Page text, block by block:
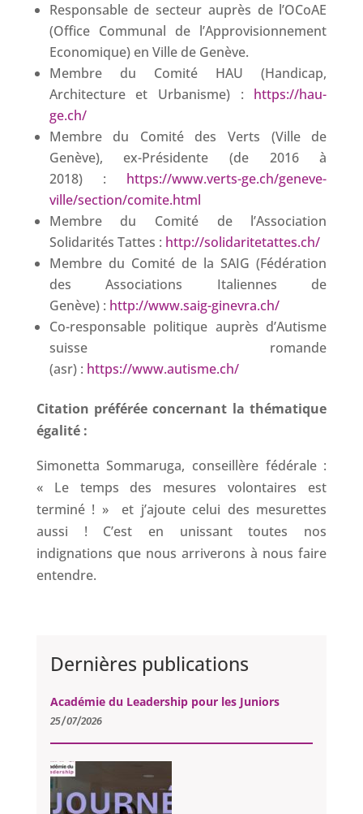
Responsable de secteur auprès de l’OCoAE
(Office Communal de l’Approvisionnement
Economique) en Ville de Genève.
Membre du Comité HAU (Handicap,
Architecture et Urbanisme) : https://hau-
ge.ch/
Membre du Comité des Verts (Ville de
Genève), ex-Présidente (de 2016 à
2018) : https://www.verts-ge.ch/geneve-
ville/section/comite.html
Membre du Comité de l’Association
Solidarités Tattes : http://solidaritetattes.ch/
Membre du Comité de la SAIG (Fédération
des Associations Italiennes de
Genève) : http://www.saig-ginevra.ch/
Co-responsable politique auprès d’Autisme
suisse romande
(asr) : https://www.autisme.ch/
Citation préférée concernant la thématique
égalité :
Simonetta Sommaruga, conseillère fédérale :
« Le temps des mesures volontaires est
terminé ! » et j’ajoute celui des mesurettes
aussi ! C’est en unissant toutes nos
indignations que nous arriverons à nous faire
entendre.
Dernières publications
Académie du Leadership pour les Juniors
25/07/2026